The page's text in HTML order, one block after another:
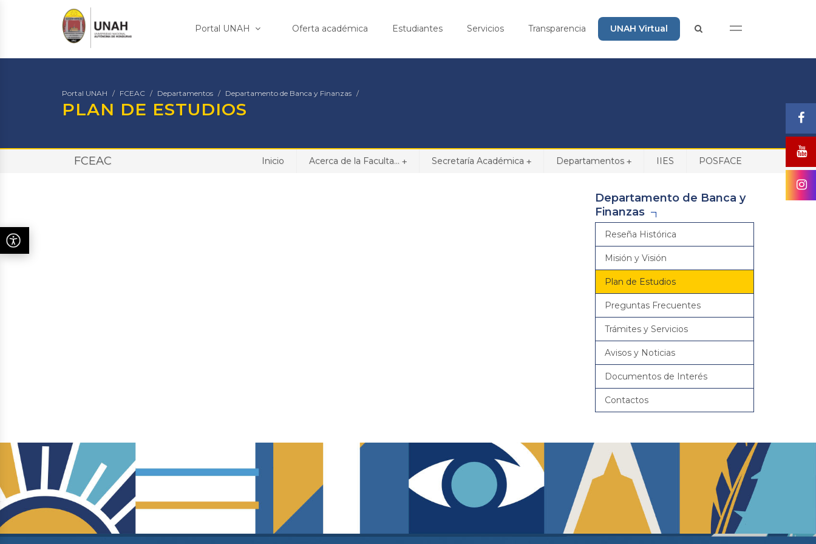
Portal UNAH Oferta académica Estudiantes Servicios Transparencia UNAH Virtual
Portal UNAH FCEAC Departamentos Departamento de Banca y Finanzas
PLAN DE ESTUDIOS
FCEAC Inicio +
Acerca de la Faculta... +
Secretaría Académica +
Departamentos IIES POSFACE
Departamento de Banca y
Finanzas
Reseña Histórica
Misión y Visión
Plan de Estudios
Preguntas Frecuentes
Trámites y Servicios
Avisos y Noticias
Documentos de Interés
Contactos